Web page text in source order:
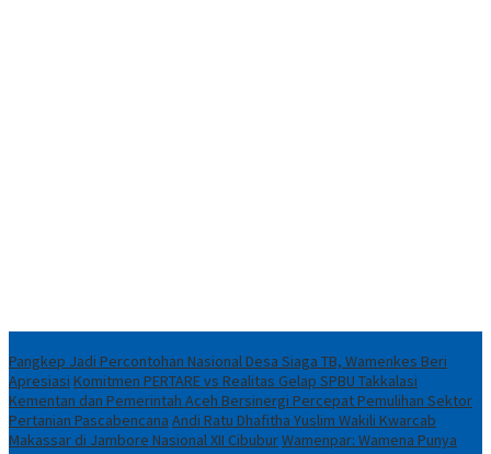
Pangkep Jadi Percontohan Nasional Desa Siaga TB, Wamenkes Beri
Apresiasi Komitmen PERTARE vs Realitas Gelap SPBU Takkalasi
Kementan dan Pemerintah Aceh Bersinergi Percepat Pemulihan Sektor
Pertanian Pascabencana Andi Ratu Dhafitha Yuslim Wakili Kwarcab
Makassar di Jambore Nasional XII CibuburWamenpar: Wamena Punya